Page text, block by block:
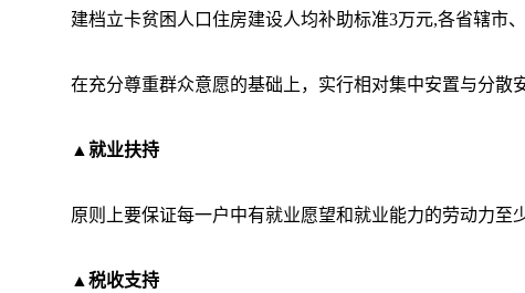
建档立卡贫困人口住房建设人均补助标准3万元,各省辖市
在充分尊重群众意愿的基础上，实行相对集中安置与分散
▲就业扶持
原则上要保证每一户中有就业愿望和就业能力的劳动力至
▲税收支持